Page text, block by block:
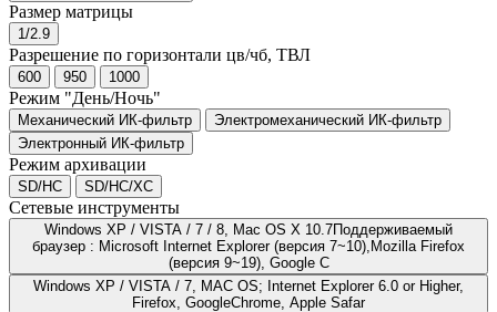
Размер матрицы
1/2.9
Разрешение по горизонтали цв/чб, ТВЛ
600 950 1000
Режим "День/Ночь"
Механический ИК-фильтр
Электромеханический ИК-фильтр
Электронный ИК-фильтр
Режим архивации
SD/HC SD/HC/XC
Сетевые инструменты
Windows XP / VISTA / 7 / 8, Mac OS X 10.7Поддерживаемый
браузер : Microsoft Internet Explorer (версия 7~10),Mozilla Firefox
(версия 9~19), Google C
Windows XP / VISTA / 7, MAC OS; Internet Explorer 6.0 or Higher,
Firefox, GoogleChrome, Apple Safar